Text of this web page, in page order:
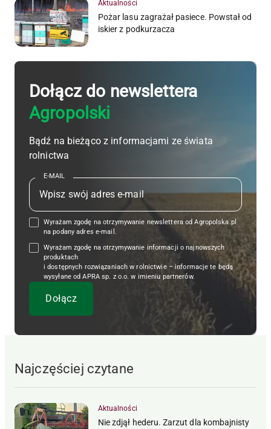
Aktualności
Pożar lasu zagrażał pasiece. Powstał od
iskier z podkurzacza
Dołącz do newslettera
Agropolski
Bądź na bieżąco z informacjami ze świata
rolnictwa
E-MAIL
Wyrażam zgodę na otrzymywanie newslettera od Agropolska.pl
na podany adres e-mail.
Wyrażam zgodę na otrzymywanie informacji o najnowszych
produktach
i dostępnych rozwiązaniach w rolnictwie – informacje te będą
wysyłane od APRA sp. z o.o. w imieniu partnerów.
Najczęściej czytane
Aktualności
Nie zdjął hederu. Zarzut dla kombajnisty